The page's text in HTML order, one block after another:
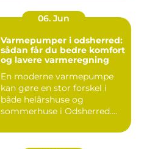
06. Jun
Varmepumper i odsherred:
sådan får du bedre komfort
og lavere varmeregning
En moderne varmepumpe
kan gøre en stor forskel i
både helårshuse og
sommerhuse i Odsherred.